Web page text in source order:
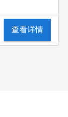
查看详情